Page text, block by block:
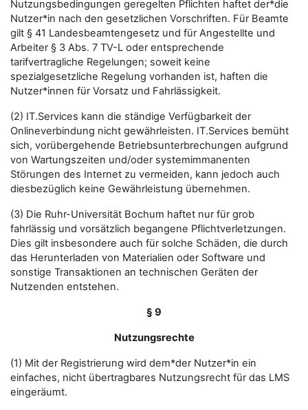
Nutzungsbedingungen geregelten Pflichten haftet der*die
Nutzer*in nach den gesetzlichen Vorschriften. Für Beamte
gilt § 41 Landesbeamtengesetz und für Angestellte und
Arbeiter § 3 Abs. 7 TV-L oder entsprechende
tarifvertragliche Regelungen; soweit keine
spezialgesetzliche Regelung vorhanden ist, haften die
Nutzer*innen für Vorsatz und Fahrlässigkeit.
(2) IT.Services kann die ständige Verfügbarkeit der
Onlineverbindung nicht gewährleisten. IT.Services bemüht
sich, vorübergehende Betriebsunterbrechungen aufgrund
von Wartungszeiten und/oder systemimmanenten
Störungen des Internet zu vermeiden, kann jedoch auch
diesbezüglich keine Gewährleistung übernehmen.
(3) Die Ruhr-Universität Bochum haftet nur für grob
fahrlässig und vorsätzlich begangene Pflichtverletzungen.
Dies gilt insbesondere auch für solche Schäden, die durch
das Herunterladen von Materialien oder Software und
sonstige Transaktionen an technischen Geräten der
Nutzenden entstehen.
§ 9
Nutzungsrechte
(1) Mit der Registrierung wird dem*der Nutzer*in ein
einfaches, nicht übertragbares Nutzungsrecht für das LMS
eingeräumt.